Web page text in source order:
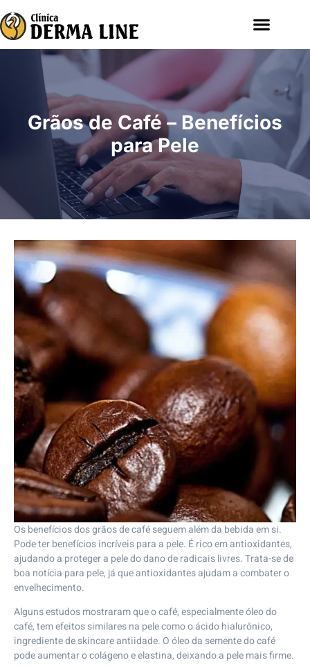
Grãos de Café – Benefícios
para Pele
Os benefícios dos grãos de café seguem além da bebida em si.
Pode ter benefícios incríveis para a pele. É rico em antioxidantes,
ajudando a proteger a pele do dano de radicais livres. Trata-se de
boa notícia para pele, já que antioxidantes ajudam a combater o
envelhecimento.
Alguns estudos mostraram que o café, especialmente óleo do
café, tem efeitos similares na pele como o ácido hialurônico,
ingrediente de skincare antiidade. O óleo da semente do café
pode aumentar o colágeno e elastina, deixando a pele mais firme.